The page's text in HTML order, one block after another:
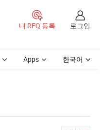
내 RFQ 등록 로그인
Apps 한국어